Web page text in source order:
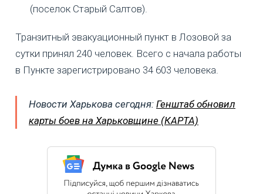
(поселок Старый Салтов).
Транзитный эвакуационный пункт в Лозовой за
сутки принял 240 человек. Всего с начала работы
в Пункте зарегистрировано 34 603 человека.
Новости Харькова сегодня: Генштаб обновил
карты боев на Харьковщине (КАРТА)